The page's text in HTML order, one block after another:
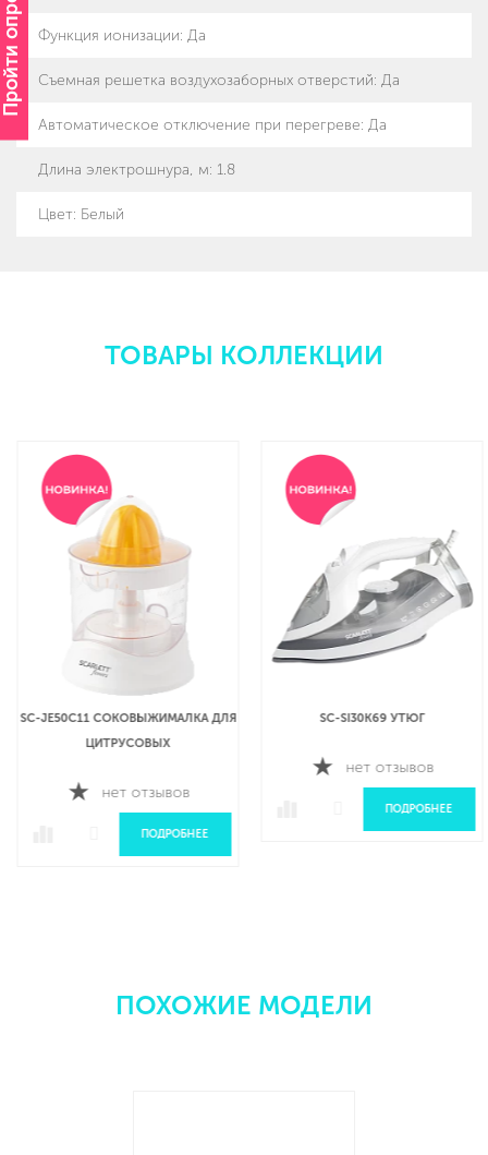
Пройти опрос Функция ионизации: Да
Съемная решетка воздухозаборных отверстий: Да
Автоматическое отключение при перегреве: Да
Длина электрошнура, м: 1.8
Цвет: Белый
ТОВАРЫ КОЛЛЕКЦИИ
SC-JE50C11 СОКОВЫЖИМАЛКА ДЛЯ
ЦИТРУСОВЫХ
нет отзывов
ПОДРОБНЕЕ
SC-SI30K69 УТЮГ
нет отзывов
ПОДРОБНЕЕ
ПОХОЖИЕ МОДЕЛИ